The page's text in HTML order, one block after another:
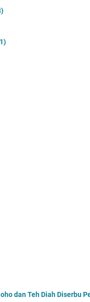
dan Teh Diah Diserbu